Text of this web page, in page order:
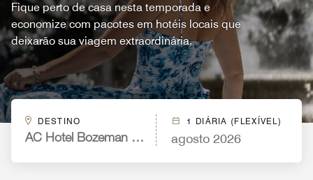
Fique perto de casa nesta temporada e
economize com pacotes em hotéis locais que
deixarão sua viagem extraordinária.
DESTINO
AC Hotel Bozeman Downtown
1 DIÁRIA (FLEXÍVEL)
agosto 2026